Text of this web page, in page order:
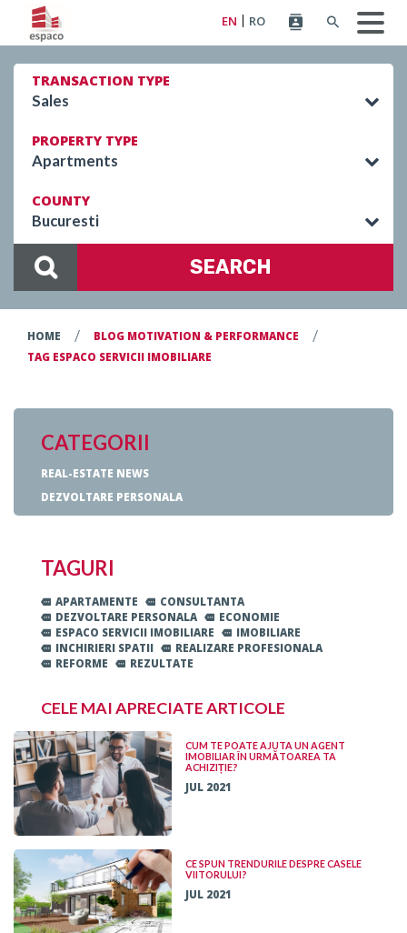
EN RO
TRANSACTION TYPE
Sales
PROPERTY TYPE
Apartments
COUNTY
Bucuresti
SEARCH
HOME / BLOG MOTIVATION & PERFORMANCE /
TAG ESPACO SERVICII IMOBILIARE
CATEGORII
REAL-ESTATE NEWS
DEZVOLTARE PERSONALA
TAGURI
APARTAMENTE
CONSULTANTA
DEZVOLTARE PERSONALA
ECONOMIE
ESPACO SERVICII IMOBILIARE
IMOBILIARE
INCHIRIERI SPATII
REALIZARE PROFESIONALA
REFORME
REZULTATE
CELE MAI APRECIATE ARTICOLE
CUM TE POATE AJUTA UN AGENT
IMOBILIAR ÎN URMĂTOAREA TA
ACHIZIȚIE?
JUL 2021
CE SPUN TRENDURILE DESPRE CASELE
VIITORULUI?
JUL 2021